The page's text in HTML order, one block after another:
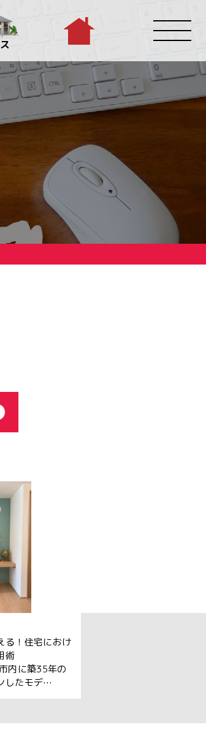
る！住宅におけ
術
内に築35年の
したモデ…